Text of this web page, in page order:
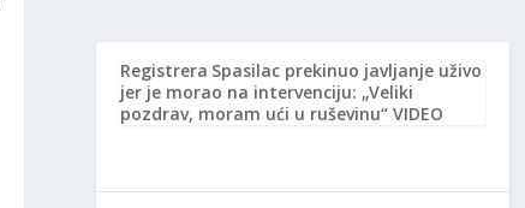
Registrera Spasilac prekinuo javljanje uživo
jer je morao na intervenciju: „Veliki
pozdrav, moram ući u ruševinu“ VIDEO